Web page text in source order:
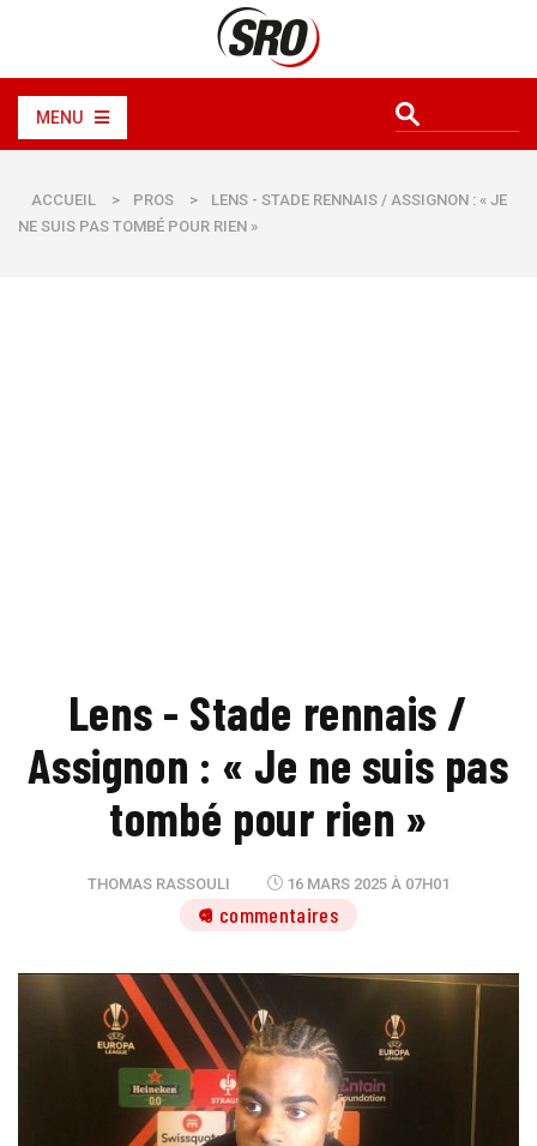
MENU
ACCUEIL > PROS >
LENS - STADE RENNAIS / ASSIGNON : « JE
NE SUIS PAS TOMBÉ POUR RIEN »
Lens - Stade rennais /
Assignon : « Je ne suis pas
tombé pour rien »
THOMAS RASSOULI 16 MARS 2025 À 07H01
9 commentaires